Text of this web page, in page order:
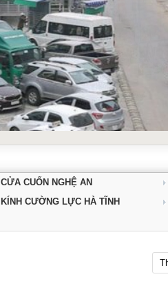
CỬA CUỐN NGHỆ AN
KÍNH CƯỜNG LỰC HÀ TĨNH